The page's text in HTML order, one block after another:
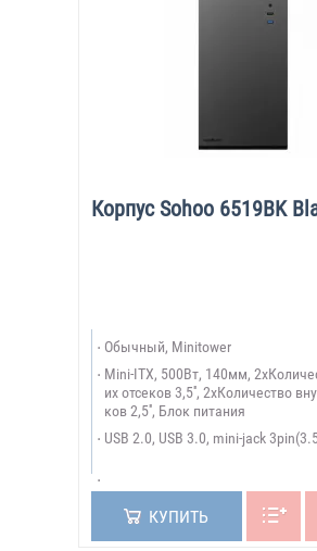
Корпус Sohoo 6519BK
Обычный, Minitower
Mini-ITX, 500Вт, 140мм,
их отсеков 3,5'', 2xКоличество
ков 2,5'', Блок питания
USB 2.0, USB 3.0, mini-jack
КУПИТЬ